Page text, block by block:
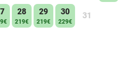
28
219€
29
219€
30
229€
31